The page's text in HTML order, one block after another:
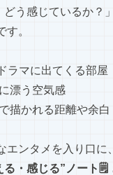
どう感じているか？
す。
ラマに出てくる部屋
漂う空気感
描かれる距離や余白
エンタメを入り口に、
る・感じる”ノート🗒️